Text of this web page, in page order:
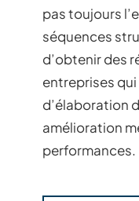
pas toujours
séquences
d’obtenir des
entreprises
d’élaboration
amélioration
performances.